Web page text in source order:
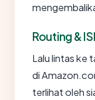
Routing &
Lalu lintas ke
di
terlihat oleh